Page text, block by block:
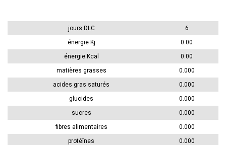
jours DLC
6
énergie Kj
0.00
énergie Kcal
0.00
matières grasses
0.000
acides gras saturés
0.000
glucides
0.000
sucres
0.000
fibres alimentaires
0.000
protéïnes
0.000